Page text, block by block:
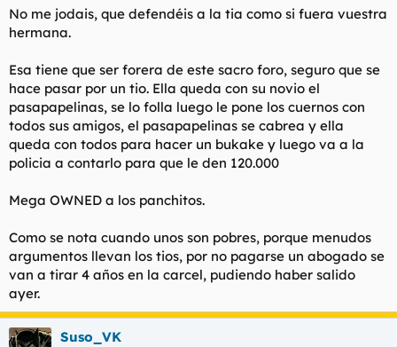
No me jodais, que defendéis a la tia como si fuera vuestra
hermana.
Esa tiene que ser forera de este sacro foro, seguro que se
hace pasar por un tio. Ella queda con su novio el
pasapapelinas, se lo folla luego le pone los cuernos con
todos sus amigos, el pasapapelinas se cabrea y ella
queda con todos para hacer un bukake y luego va a la
policia a contarlo para que le den 120.000
Mega OWNED a los panchitos.
Como se nota cuando unos son pobres, porque menudos
argumentos llevan los tios, por no pagarse un abogado se
van a tirar 4 años en la carcel, pudiendo haber salido
ayer.
Suso_VK